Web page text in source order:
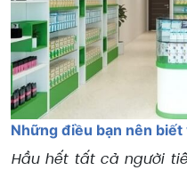
Những điều bạn nên biết
Hầu hết tất cả người